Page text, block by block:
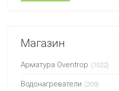
Магазин
Арматура Oventrop (1022)
Водонагреватели (209)